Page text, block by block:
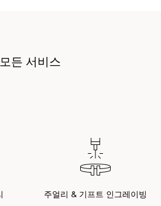
모든 서비스
주얼리 & 기프트 인그레이빙